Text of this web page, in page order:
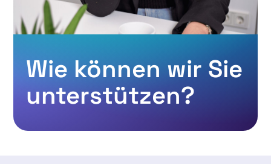
Wie können wir Sie
unterstützen?